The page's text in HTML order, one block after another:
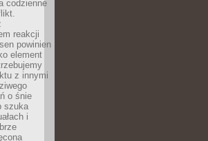
codzienne
reakcji
powinien
element
z innymi
o śnie
szuka
i